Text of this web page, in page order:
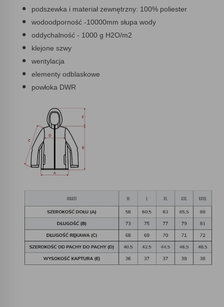
podszewka i materiał zewnętrzny: 100% poliester
wodoodporność -10000mm słupa wody
oddychalność - 1000 g H2O/m2
klejone szwy
wentylacja
elementy odblaskowe
powłoka DWR